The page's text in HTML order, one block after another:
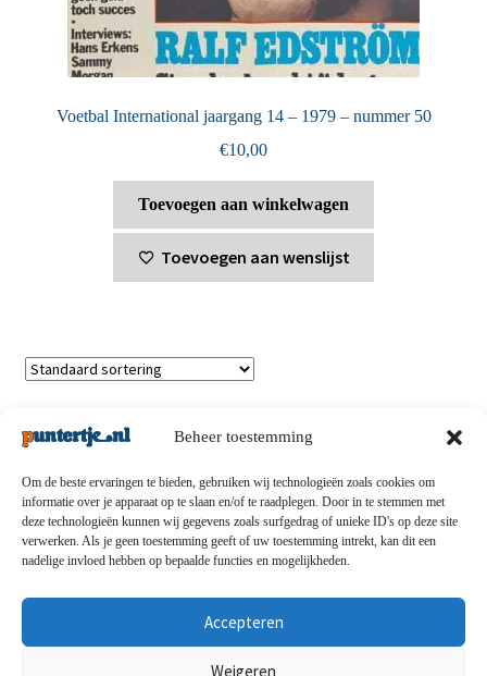
Beheer toestemming
Om de beste ervaringen te bieden, gebruiken wij technologieën zoals cookies om
informatie over je apparaat op te slaan en/of te raadplegen. Door in te stemmen met
deze technologieën kunnen wij gegevens zoals surfgedrag of unieke ID's op deze site
verwerken. Als je geen toestemming geeft of uw toestemming intrekt, kan dit een
nadelige invloed hebben op bepaalde functies en mogelijkheden.
Accepteren
Weigeren
Voetbal International jaargang 14 – 1979 – nummer 50
€10,00
Toevoegen aan winkelwagen
Toevoegen aan wenslijst
Privacybeleid-Verzending en retouren-Algemene
voorwaarden-Disclaimert-Betaalmethoden-Over ons